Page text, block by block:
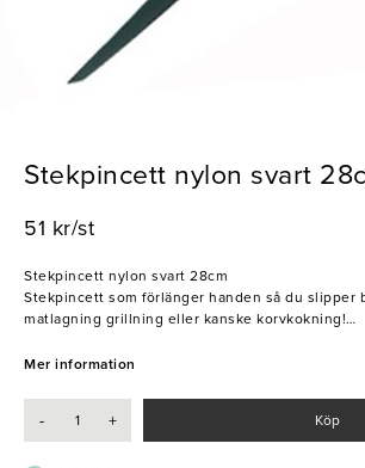
Stekpincett nylon svart
51 kr/st
Stekpincett nylon svart 28cm
Stekpincett som förlänger handen så du slipper
matlagning grillning eller kanske korvkokning!
matlagningen tryggare och enklare, utan kan
bara!
Mer information
- + Köp